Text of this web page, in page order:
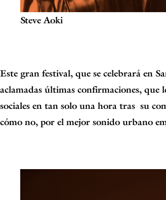
Steve Aoki
Este gran festival, que se celebrará en
aclamadas últimas confirmaciones, que
sociales en tan solo una hora tras su
cómo no, por el mejor sonido urbano